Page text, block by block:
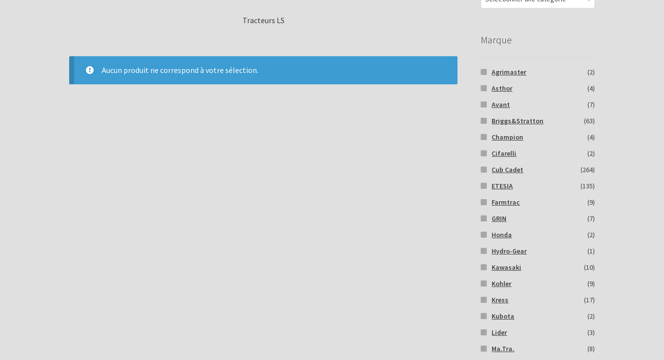
Tracteurs LS
Aucun produit ne correspond à votre sélection.
Marque
Agrimaster
(2)
Asthor
(4)
Avant
(7)
Briggs&Stratton
(63)
Champion
(4)
Cifarelli
(2)
Cub Cadet
(264)
ETESIA
(135)
Farmtrac
(9)
GRIN
(7)
Honda
(2)
Hydro-Gear
(1)
Kawasaki
(10)
Kohler
(9)
Kress
(17)
Kubota
(2)
Lider
(3)
Ma.Tra.
(8)